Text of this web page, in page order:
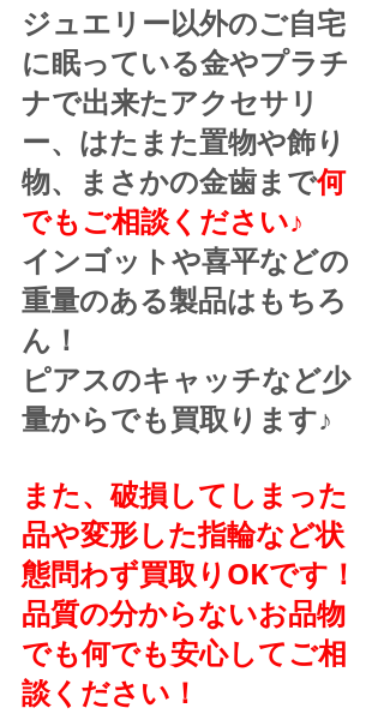
ジュエリー以外のご自宅
に眠っている金やプラチ
ナで出来たアクセサリ
ー、はたまた置物や飾り
物、まさかの金歯まで何
でもご相談ください♪
インゴットや喜平などの
重量のある製品はもちろ
ん！
ピアスのキャッチなど少
量からでも買取ります♪
また、破損してしまった
品や変形した指輪など状
態問わず買取りOKです！
品質の分からないお品物
でも何でも安心してご相
談ください！